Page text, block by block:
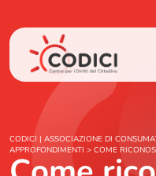
Chi Siamo
CODICI | ASSOCIAZIONE DI
APPROFONDIMENTI > COME